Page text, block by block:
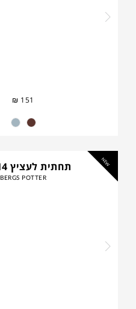
₪ 151
NEW תחתית לעציץ LILY 14
BERGS POTTER